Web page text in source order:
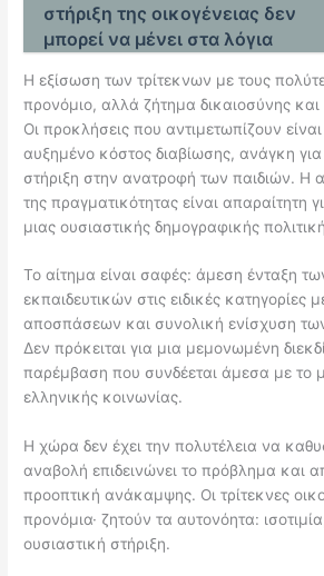
στήριξη της οικογένειας δεν
μπορεί να μένει στα λόγια
Η εξίσωση των τρίτεκνων με τους
προνόμιο, αλλά ζήτημα δικαιοσύνης και
Οι προκλήσεις που αντιμετωπίζουν
αυξημένο κόστος διαβίωσης, ανάγκη
στήριξη στην ανατροφή των παιδιών. Η
της πραγματικότητας είναι απαραίτητη
μιας ουσιαστικής δημογραφικής
Το αίτημα είναι σαφές: άμεση ένταξη
εκπαιδευτικών στις ειδικές κατηγορίες
αποσπάσεων και συνολική ενίσχυση
Δεν πρόκειται για μια μεμονωμένη
παρέμβαση που συνδέεται άμεσα με το
ελληνικής κοινωνίας.
Η χώρα δεν έχει την πολυτέλεια να
αναβολή επιδεινώνει το πρόβλημα και
προοπτική ανάκαμψης. Οι τρίτεκνες
προνόμια· ζητούν τα αυτονόητα:
ουσιαστική στήριξη.